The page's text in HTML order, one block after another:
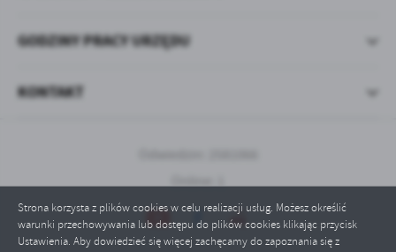
Strona korzysta z plików cookies w celu realizacji usług. Możesz określić
warunki przechowywania lub dostępu do plików cookies klikając przycisk
Ustawienia. Aby dowiedzieć się więcej zachęcamy do zapoznania się z
GODZINY PRACY URZĘDU
KONTAKT
Online: 1